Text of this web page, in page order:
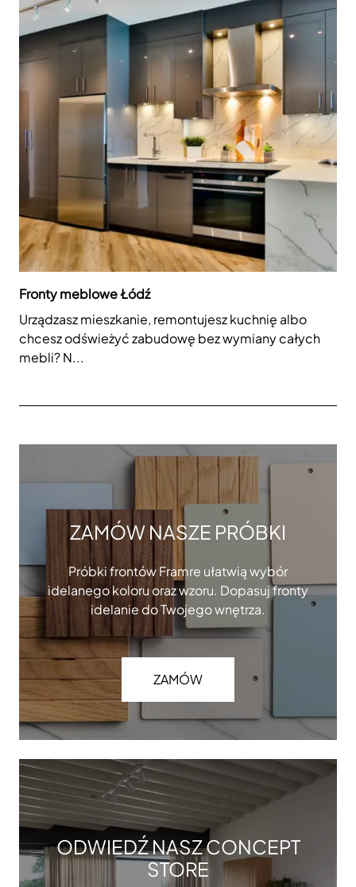
Fronty meblowe Łódź
Urządzasz mieszkanie, remontujesz kuchnię albo
chcesz odświeżyć zabudowę bez wymiany całych
mebli? N...
ZAMÓW NASZE PRÓBKI
Próbki frontów Framre ułatwią wybór
idelanego koloru oraz wzoru. Dopasuj fronty
idelanie do Twojego wnętrza.
ZAMÓW
ODWIEDŹ NASZ CONCEPT
STORE